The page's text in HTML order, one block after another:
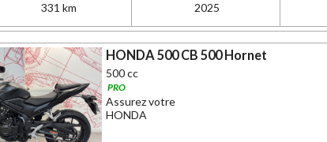
331 km 2025
HONDA 500 CB 500 Hornet
500 cc
PRO
Assurez votre
HONDA